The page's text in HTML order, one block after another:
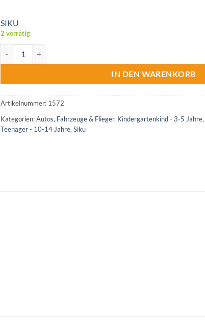
SIKU
2 vorrätig
IN DEN WARENKORB
Artikelnummer: 1572
Kategorien:Autos, Fahrzeuge & Flieger, Kindergartenkind - 3-5 Jahre,
Teenager - 10-14 Jahre, Siku